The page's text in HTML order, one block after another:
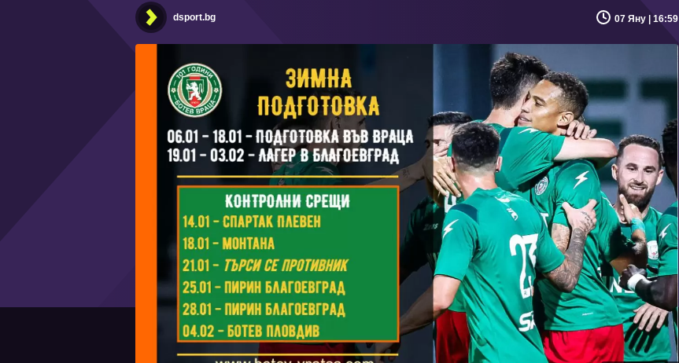
dsport.bg 07 Яну | 16:59